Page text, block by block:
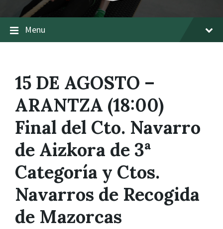
Menu
15 DE AGOSTO –
ARANTZA (18:00)
Final del Cto. Navarro
de Aizkora de 3ª
Categoría y Ctos.
Navarros de Recogida
de Mazorcas